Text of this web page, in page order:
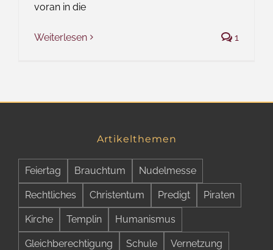
voran in die
Weiterlesen 1
Artikelthemen
Feiertag Brauchtum Nudelmesse
Rechtliches Christentum Predigt Piraten
Kirche Templin Humanismus
Gleichberechtigung Schule Vernetzung